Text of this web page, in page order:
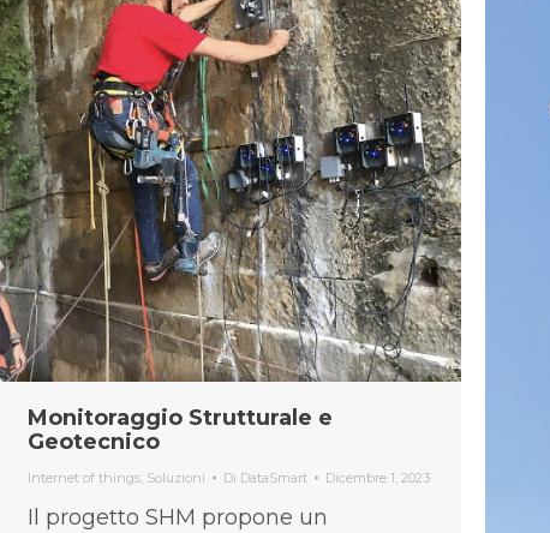
Monitoraggio Strutturale e
Geotecnico
Internet of things Soluzioni Di DataSmart Dicembre 1, 2023
Il progetto SHM propone un